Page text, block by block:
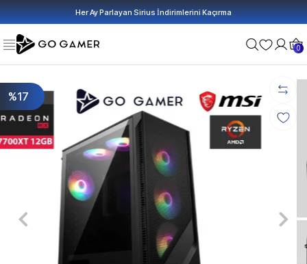
Her Ay Parlayan Sirius İndirimlerini Kaçırma
0
%17